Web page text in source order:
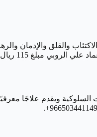
والقلق والإدمان
يعمل الدكتور
ويقدم علاجًا معرفيًا